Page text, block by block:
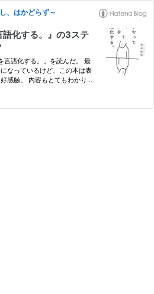
、はかどらず～
語化する。』の3ステ
言語化する。」を読んだ。 最
なっているけど、この本は表
感触。 内容もとてもわかり
くといいよ、というメイン…